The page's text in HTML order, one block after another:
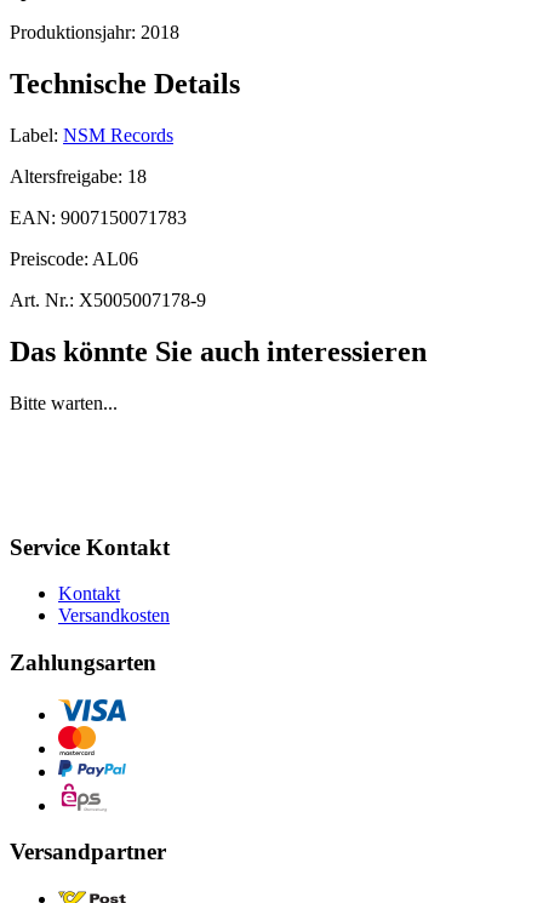
Produktionsjahr: 2018
Technische Details
Label: NSM Records
Altersfreigabe: 18
EAN: 9007150071783
Preiscode: AL06
Art. Nr.: X5005007178-9
Das könnte Sie auch interessieren
Bitte warten...
Service Kontakt
Kontakt
Versandkosten
Zahlungsarten
Versandpartner